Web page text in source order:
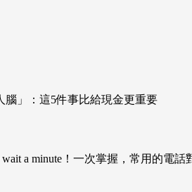
腦」：這5件事比給現金更重要
a minute！一次掌握，常用的電話